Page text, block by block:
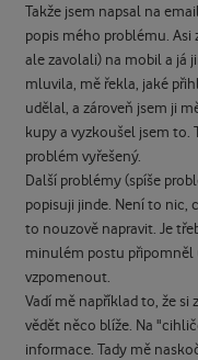
Takže jsem napsal na
popis mého problému. Asi
ale zavolali) na mobil a já
mluvila, mě řekla, jaké
udělal, a zároveň jsem ji
kupy a vyzkoušel jsem to.
problém vyřešený.
Další problémy (spíše
popisuji jinde. Není to nic,
to nouzově napravit. Je
minulém postu připomněl
vzpomenout.
Vadí mě například to, že
vědět něco blíže. Na
informace. Tady mě